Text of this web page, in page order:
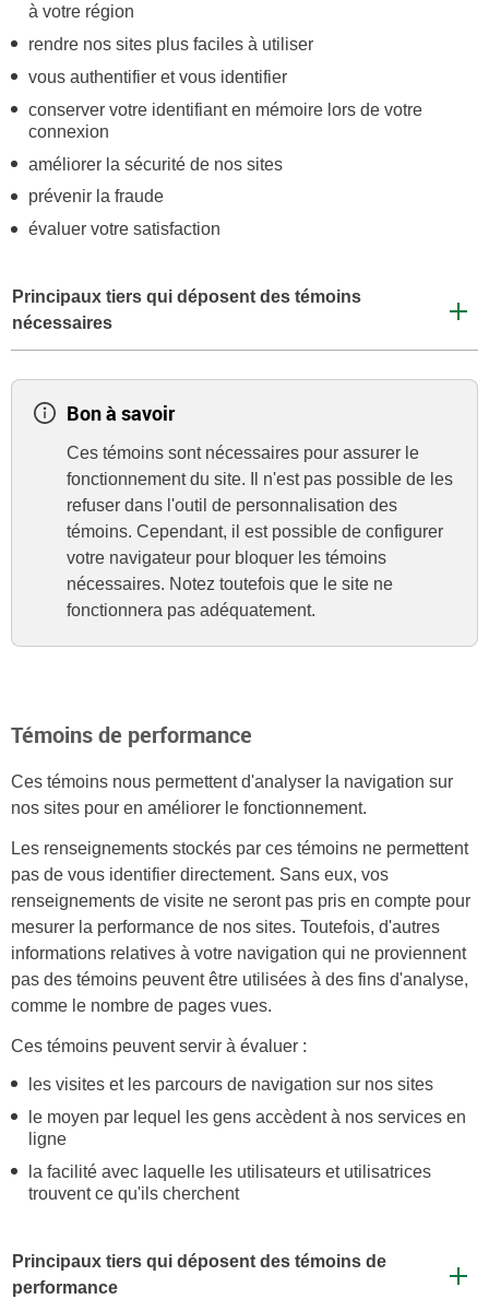
à votre région
rendre nos sites plus faciles à utiliser
vous authentifier et vous identifier
conserver votre identifiant en mémoire lors de votre
connexion
améliorer la sécurité de nos sites
prévenir la fraude
évaluer votre satisfaction
Principaux tiers qui déposent des témoins
nécessaires
Bon à savoir
Ces témoins sont nécessaires pour assurer le
fonctionnement du site. Il n'est pas possible de les
refuser dans l'outil de personnalisation des
témoins. Cependant, il est possible de configurer
votre navigateur pour bloquer les témoins
nécessaires. Notez toutefois que le site ne
fonctionnera pas adéquatement.
Témoins de performance
Ces témoins nous permettent d'analyser la navigation sur
nos sites pour en améliorer le fonctionnement.
Les renseignements stockés par ces témoins ne permettent
pas de vous identifier directement. Sans eux, vos
renseignements de visite ne seront pas pris en compte pour
mesurer la performance de nos sites. Toutefois, d'autres
informations relatives à votre navigation qui ne proviennent
pas des témoins peuvent être utilisées à des fins d'analyse,
comme le nombre de pages vues.
Ces témoins peuvent servir à évaluer :
les visites et les parcours de navigation sur nos sites
le moyen par lequel les gens accèdent à nos services en
ligne
la facilité avec laquelle les utilisateurs et utilisatrices
trouvent ce qu'ils cherchent
Principaux tiers qui déposent des témoins de
performance